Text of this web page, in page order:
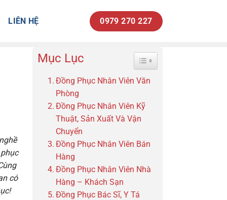
LIÊN HỆ 0979 270 227
có
Mục Lục Toggle Table of Content
Đồng Phục Nhân Viên Văn
Phòng
Đồng Phục Nhân Viên Kỹ
Thuật, Sản Xuất Và Vận
Chuyển
Đồng Phục Nhân Viên Bán
Hàng
Đồng Phục Nhân Viên Nhà
Hàng – Khách Sạn
Đồng Phục Bác Sĩ, Y Tá